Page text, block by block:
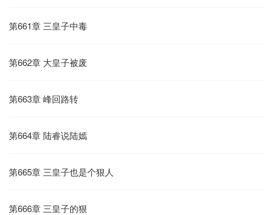
第661章 三皇子中毒
第662章 大皇子被废
第663章 峰回路转
第664章 陆睿说陆嫣
第665章 三皇子也是个狠人
第666章 三皇子的狠